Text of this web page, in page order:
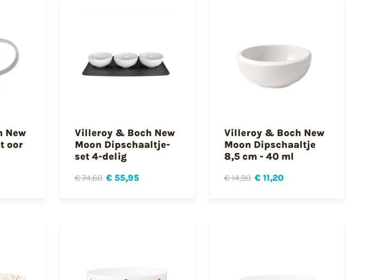
New
oor
Villeroy & Boch New
Moon Dipschaaltje-
set 4-delig
€ 74,60 € 55,95
Villeroy & Boch New
Moon Dipschaaltje
8,5 cm - 40 ml
€ 14,90 € 11,20